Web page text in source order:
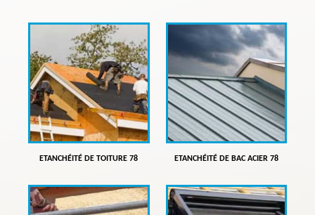
ETANCHÉITÉ DE TOITURE 78 ETANCHÉITÉ DE BAC ACIER 78